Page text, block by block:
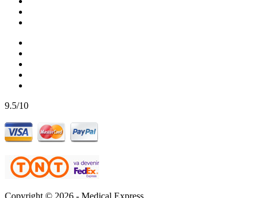
9.5/10
Copyright © 2026 - Medical Express.